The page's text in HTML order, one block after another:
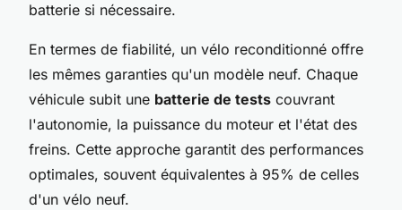
batterie si nécessaire.
En termes de fiabilité, un vélo reconditionné offre
les mêmes garanties qu'un modèle neuf. Chaque
véhicule subit une batterie de tests couvrant
l'autonomie, la puissance du moteur et l'état des
freins. Cette approche garantit des performances
optimales, souvent équivalentes à 95% de celles
d'un vélo neuf.